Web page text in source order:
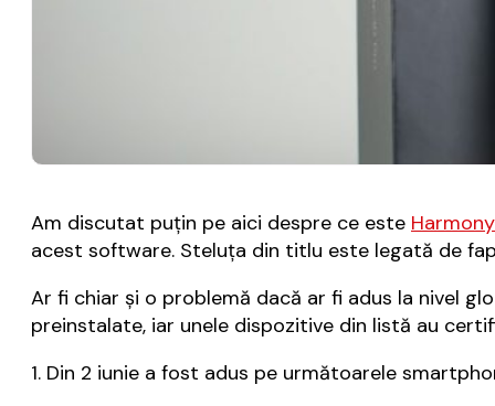
Am discutat puțin pe aici despre ce este
acest software. Steluța din titlu este legată de
Ar fi chiar și o problemă dacă ar fi adus la nivel
preinstalate, iar unele dispozitive din listă au
1. Din 2 iunie a fost adus pe următoarele